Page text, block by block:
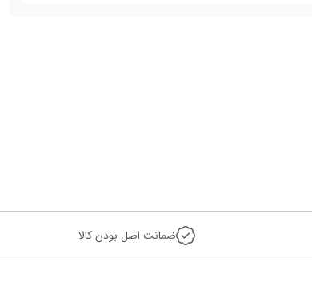
ضمانت اصل بودن کالا